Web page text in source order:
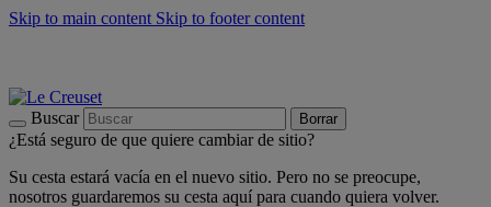
Skip to main content Skip to footer content
Buscar Borrar
¿Está seguro de que quiere cambiar de sitio?
Su cesta estará vacía en el nuevo sitio. Pero no se preocupe,
nosotros guardaremos su cesta aquí para cuando quiera volver.